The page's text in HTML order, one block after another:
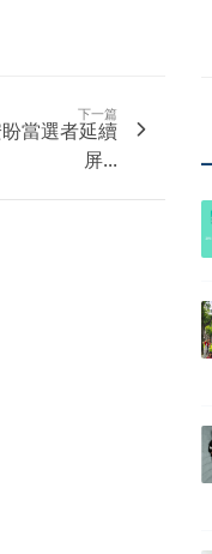
下一篇
當選者延續
屏...